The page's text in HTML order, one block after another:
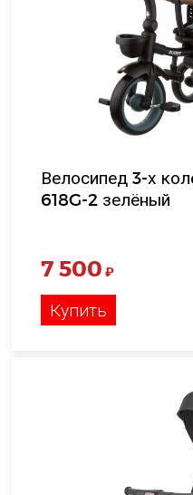
Велосипед 3-х
618G-2 зелёный
7 500 ₽
Купить